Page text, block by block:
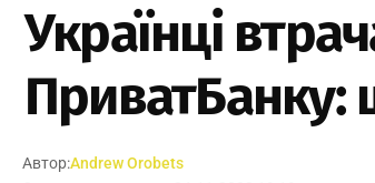
Українці
ПриватБанку:
Автор:Andrew Orobets